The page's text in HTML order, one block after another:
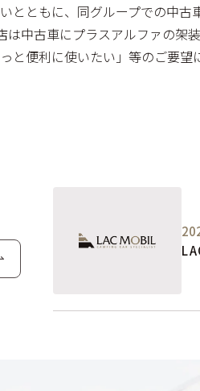
とともに、同グループでの中
中古車にプラスアルファの架
と便利に使いたい」等のご要